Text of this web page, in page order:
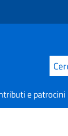
Cerca
e patrocini